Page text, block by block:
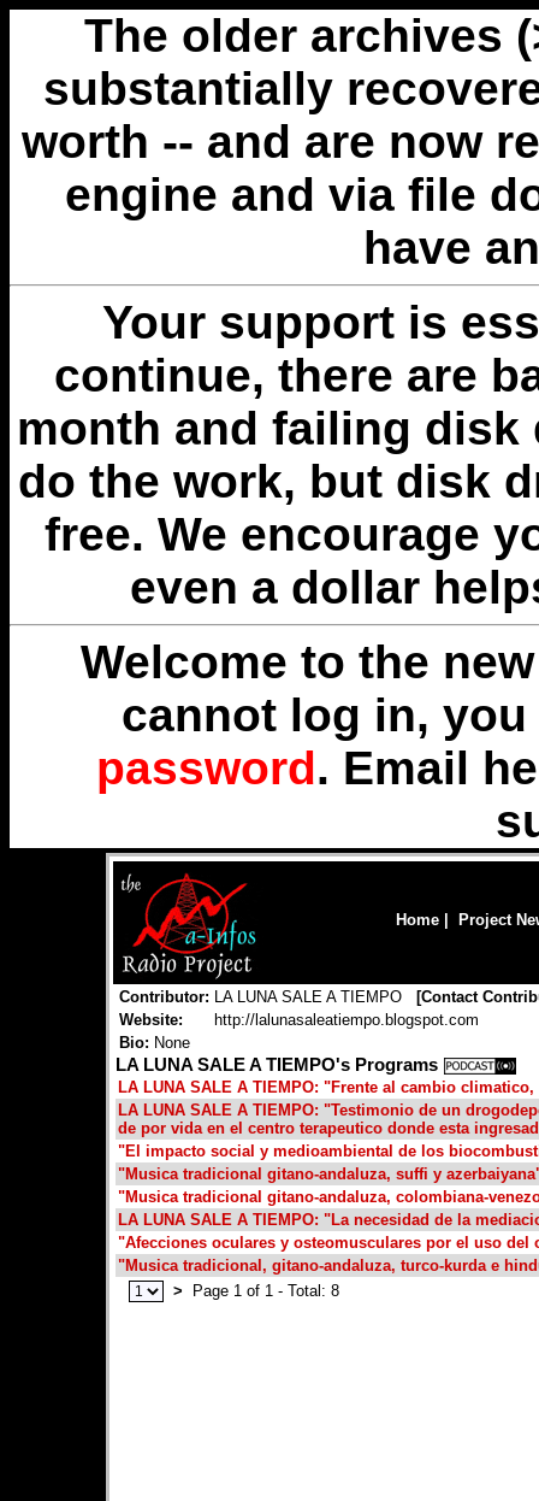
The older archives
substantially
worth -- and are now
engine and via file
have
Your support is
continue, there are
month and failing disk
do the work, but disk
free. We encourage
even a dollar
Welcome to the
cannot log in,
password. Email
Home Project
Contributor: LA LUNA SALE A TIEMPO [Contact
Website:
http://lalunasaleatiempo.blogspot.com
Bio: None
LA LUNA SALE A TIEMPO's Programs
LA LUNA SALE A TIEMPO: "Frente al cambio climatico,
LA LUNA SALE A TIEMPO: "Testimonio de un
de por vida en el centro terapeutico donde esta
"El impacto social y medioambiental de los
"Musica tradicional gitano-andaluza, suffi y
"Musica tradicional gitano-andaluza, colombiana-
LA LUNA SALE A TIEMPO: "La necesidad de la
"Afecciones oculares y osteomusculares por el uso del
"Musica tradicional, gitano-andaluza, turco-kurda e
>
Page 1 of 1 - Total: 8